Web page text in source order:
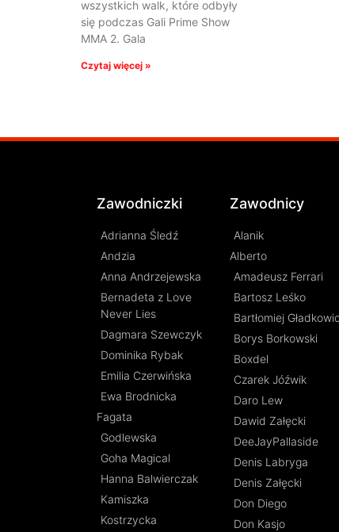
wszystkich walk, które odbyły
się podczas Gali Prime Show
MMA 2. Gala
Czytaj więcej »
Zawodniczki
Adrianna Śledź
Andzia
Anna Andrzejewska
Bernadeta z Love
Never Lies
Dagmara Szewczyk
Dominika Rybak
Emilia Czerwińska
Ewa Brodnicka
Fagata
Godlewska
Goha Magical
Hanna Balwierczak
Kamiszka
Kostrzycka
Zawodnicy
Alanik
Alberto
Amadeusz Ferrari
Bartosz Leśko
Bartłomiej
Borys Borkowski
Boxdel
Czarek Jóźwik
Daro Lew
Dawid Załęcki
DeeJayPallaside
Denis Labryga
Denis Załęcki
Don Diego
Don Kasjo